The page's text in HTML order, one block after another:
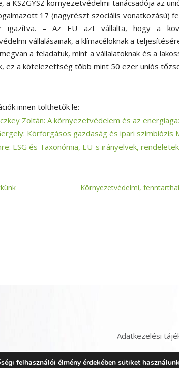
a KSZGYSZ környezetvédelmi tanácsadója az
17 (nagyrészt szociális vonatkozású)
igazítva. – Az EU azt vállalta, hogy a
vállalásainak, a klímacéloknak a
a feladatuk, mint a vállalatoknak és a
ez a kötelezettség több mint 50 ezer uniós
innen tölthetők le:
Zoltán: A környezetvédelem és az
Körforgásos gazdaság és ipari szimbiózis
ESG és Taxonómia, EU-s irányelvek, rendeletek
Környezetvédelmi,
Adatkezelési
felhasználói élmény érdekében sütiket